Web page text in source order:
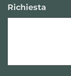
Richiesta